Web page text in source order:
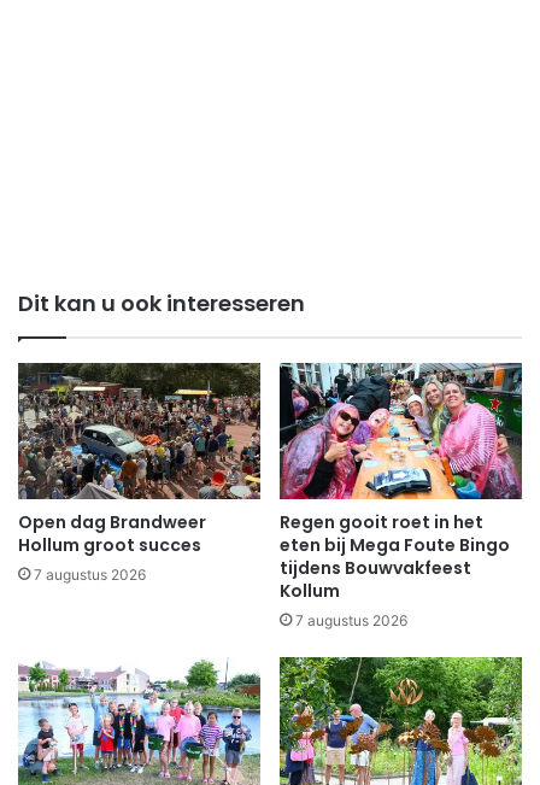
Dit kan u ook interesseren
Open dag Brandweer
Hollum groot succes
7 augustus 2026
Regen gooit roet in het
eten bij Mega Foute Bingo
tijdens Bouwvakfeest
Kollum
7 augustus 2026